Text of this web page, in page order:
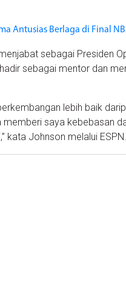
Antusias Berlaga di Final
sebagai Presiden
sebagai mentor dan
lebih baik
saya kebebasan
kata Johnson melalui ESPN.